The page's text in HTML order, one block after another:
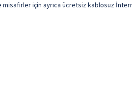
için ayrıca ücretsiz kablosuz